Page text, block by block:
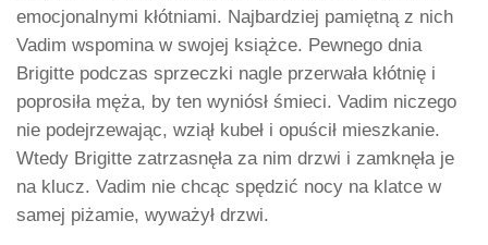
emocjonalnymi kłótniami. Najbardziej pamiętną z nich
Vadim wspomina w swojej książce. Pewnego dnia
Brigitte podczas sprzeczki nagle przerwała kłótnię i
poprosiła męża, by ten wyniósł śmieci. Vadim niczego
nie podejrzewając, wziął kubeł i opuścił mieszkanie.
Wtedy Brigitte zatrzasnęła za nim drzwi i zamknęła je
na klucz. Vadim nie chcąc spędzić nocy na klatce w
samej piżamie, wyważył drzwi.